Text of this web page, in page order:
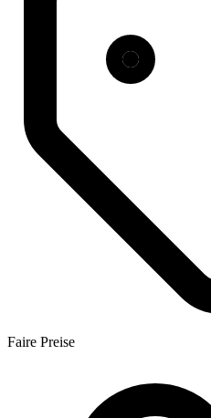
Faire Preise